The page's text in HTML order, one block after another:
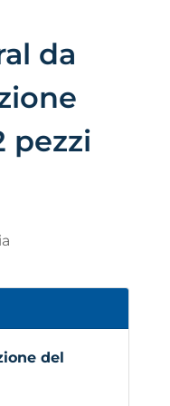
da
pezzi
del